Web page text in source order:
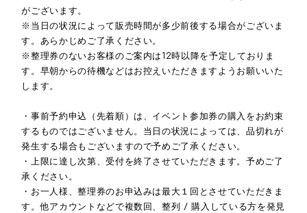
がございます。
※当日の状況によって販売時間が多少前後する場合がございま
す。あらかじめご了承ください。
※整理券のないお客様のご案内は12時以降を予定しておりま
す。早朝からの待機などはお控えいただきますようお願いいた
します。
・事前予約申込（先着順）は、イベント参加券の購入をお約束
するものではございません。当日の状況によっては、品切れが
発生する場合もございますので予めご了承ください。
・上限に達し次第、受付を終了させていただきます。予めご了
承ください。
・お一人様、整理券のお申込みは最大１回とさせていただきま
す。他アカウントなどで複数回、整列 / 購入している方を発見